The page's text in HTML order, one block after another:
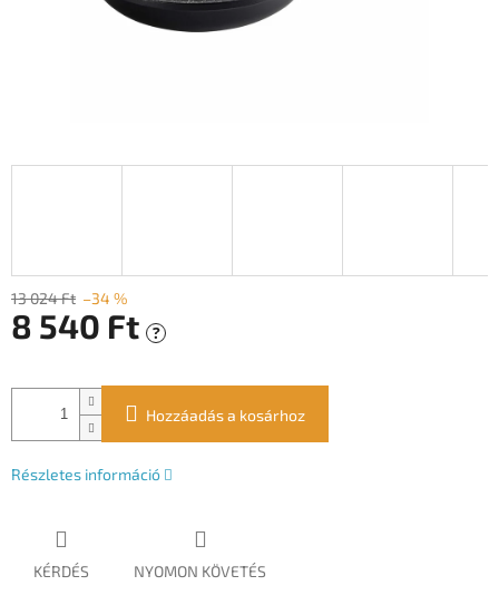
13 024 Ft –34 %
8 540 Ft ?
Hozzáadás a kosárhoz
Részletes információ
KÉRDÉS NYOMON KÖVETÉS